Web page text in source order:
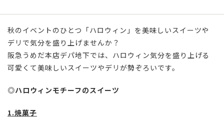
秋のイベントのひとつ「ハロウィン」を美味しいスイーツや
デリで気分を盛り上げませんか？
阪急うめだ本店デパ地下では、ハロウィン気分を盛り上げる
可愛くて美味しいスイーツやデリが勢ぞろいです。
◎ハロウィンモチーフのスイーツ
1.焼菓子